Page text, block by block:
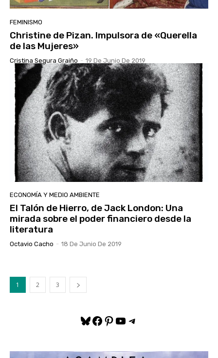
FEMINISMO
Christine de Pizan. Impulsora de «Querella
de las Mujeres»
Cristina Segura Graiño - 19 De Junio De 2019
ECONOMÍA Y MEDIO AMBIENTE
El Talón de Hierro, de Jack London: Una
mirada sobre el poder financiero desde la
literatura
Octavio Cacho - 18 De Junio De 2019
1 2 3
Bluesky
Facebook
Pinterest
YouTube
Telegram